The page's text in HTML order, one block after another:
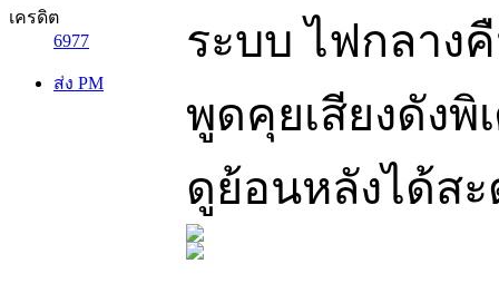
เครดิต
6977
ส่ง PM
ระบบ ไฟกลาง
พูดคุยเสียงดังพิ
ดูย้อนหลังได้ส